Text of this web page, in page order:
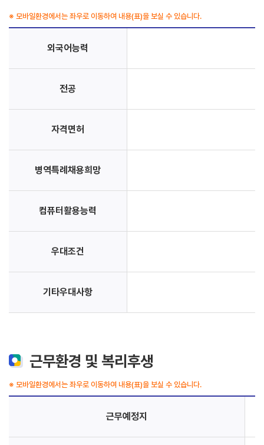
※ 모바일환경에서는 좌우로 이동하여 내용(표)을 보실 수 있습니다.
외국어능력
전공
자격면허
병역특례채용희망
컴퓨터활용능력
우대조건
기타우대사항
근무환경 및 복리후생
※ 모바일환경에서는 좌우로 이동하여 내용(표)을 보실 수 있습니다.
근무예정지